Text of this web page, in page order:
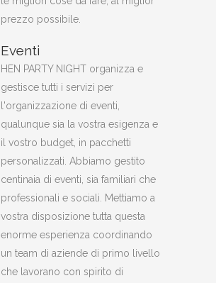
prezzo possibile.
Eventi
HEN PARTY NIGHT organizza e
gestisce tutti i servizi per
l'organizzazione di eventi,
qualunque sia la vostra esigenza e
il vostro budget, in pacchetti
personalizzati. Abbiamo gestito
centinaia di eventi, sia familiari che
professionali e sociali. Mettiamo a
vostra disposizione tutta questa
enorme esperienza coordinando
un team di aziende di primo livello
che lavorano con spirito di